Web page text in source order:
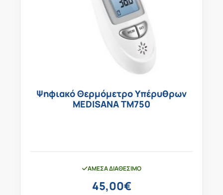
Ψηφιακό Θερμόμετρο Υπέρυθρων
MEDISANA TM750
ΆΜΕΣΑ ΔΙΑΘΈΣΙΜΟ
45,00€